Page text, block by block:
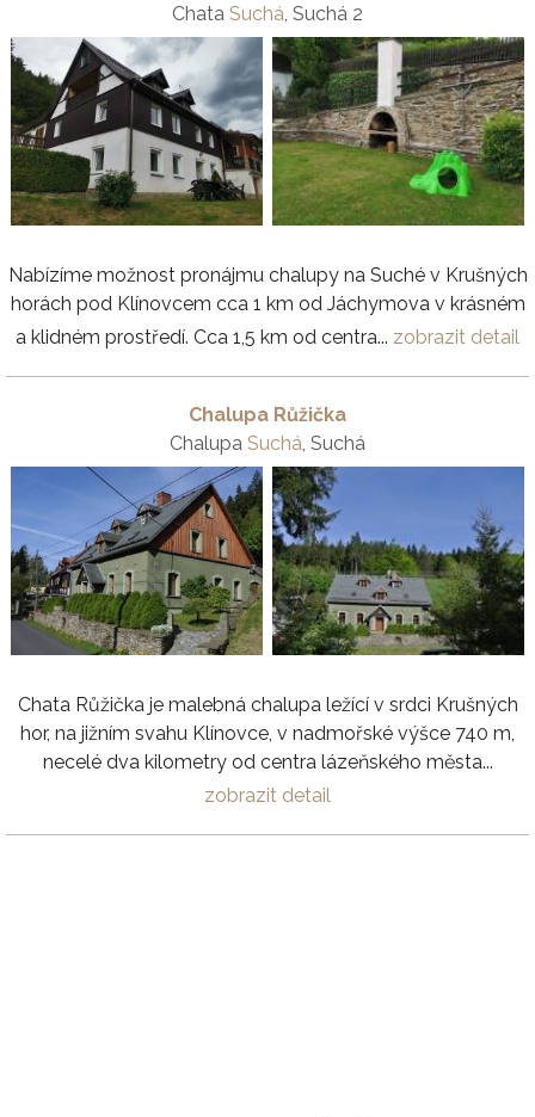
Chata Suchá, Suchá 2
Nabízíme možnost pronájmu chalupy na Suché v Krušných
horách pod Klínovcem cca 1 km od Jáchymova v krásném
a klidném prostředí. Cca 1,5 km od centra... zobrazit detail
Chalupa Růžička
Chalupa Suchá, Suchá
Chata Růžička je malebná chalupa ležící v srdci Krušných
hor, na jižním svahu Klínovce, v nadmořské výšce 740 m,
necelé dva kilometry od centra lázeňského města...
zobrazit detail